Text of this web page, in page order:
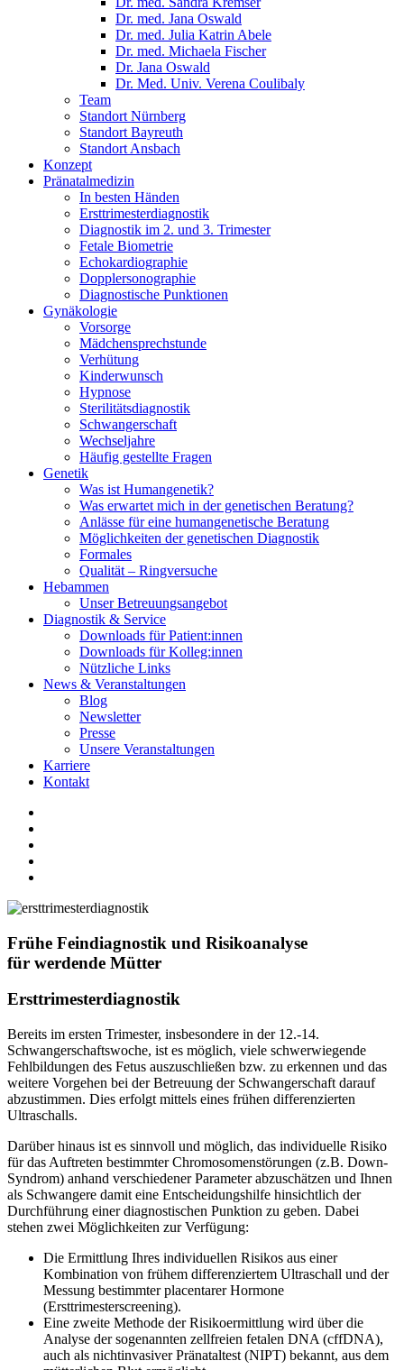
Dr. med. Jana Oswald
Dr. med. Julia Katrin Abele
Dr. med. Michaela Fischer
Dr. Jana Oswald
Dr. Med. Univ. Verena Coulibaly
Team
Standort Nürnberg
Standort Bayreuth
Standort Ansbach
Konzept
Pränatalmedizin
In besten Händen
Ersttrimesterdiagnostik
Diagnostik im 2. und 3. Trimester
Fetale Biometrie
Echokardiographie
Dopplersonographie
Diagnostische Punktionen
Gynäkologie
Vorsorge
Mädchensprechstunde
Verhütung
Kinderwunsch
Hypnose
Sterilitätsdiagnostik
Schwangerschaft
Wechseljahre
Häufig gestellte Fragen
Genetik
Was ist Humangenetik?
Was erwartet mich in der genetischen Beratung?
Anlässe für eine humangenetische Beratung
Möglichkeiten der genetischen Diagnostik
Formales
Qualität – Ringversuche
Hebammen
Unser Betreuungsangebot
Diagnostik & Service
Downloads für Patient:innen
Downloads für Kolleg:innen
Nützliche Links
News & Veranstaltungen
Blog
Newsletter
Presse
Unsere Veranstaltungen
Karriere
Kontakt
Frühe Feindiagnostik und Risikoanalyse
für werdende Mütter
Ersttrimester­diagnostik
Bereits im ersten Trimester, insbesondere in der 12.-14.
Schwangerschaftswoche, ist es möglich, viele schwerwiegende
Fehlbildungen des Fetus auszuschließen bzw. zu erkennen und das
weitere Vorgehen bei der Betreuung der Schwangerschaft darauf
abzustimmen. Dies erfolgt mittels eines frühen differenzierten
Ultraschalls.
Darüber hinaus ist es sinnvoll und möglich, das individuelle Risiko
für das Auftreten bestimmter Chromosomenstörungen (z.B. Down-
Syndrom) anhand verschiedener Parameter abzuschätzen und Ihnen
als Schwangere damit eine Entscheidungshilfe hinsichtlich der
Durchführung einer diagnostischen Punktion zu geben. Dabei
stehen zwei Möglichkeiten zur Verfügung:
Die Ermittlung Ihres individuellen Risikos aus einer
Kombination von frühem differenziertem Ultraschall und der
Messung bestimmter placentarer Hormone
(Ersttrimesterscreening).
Eine zweite Methode der Risikoermittlung wird über die
Analyse der sogenannten zellfreien fetalen DNA (cffDNA),
auch als nichtinvasiver Pränataltest (NIPT) bekannt, aus dem